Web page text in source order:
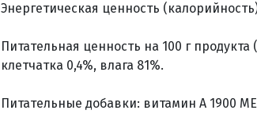
Энергетическая ценность
Питательная ценность на 100 г
клетчатка 0,4%, влага 81%.
Питательные добавки: витамин А 1900